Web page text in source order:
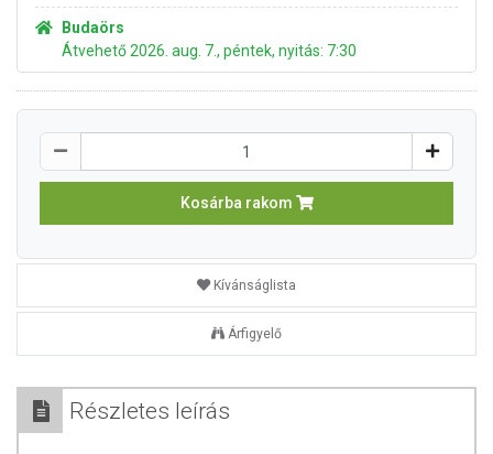
Budaörs
Átvehető 2026. aug. 7., péntek, nyitás: 7:30
Kosárba rakom
Kívánságlista
Árfigyelő
Részletes leírás